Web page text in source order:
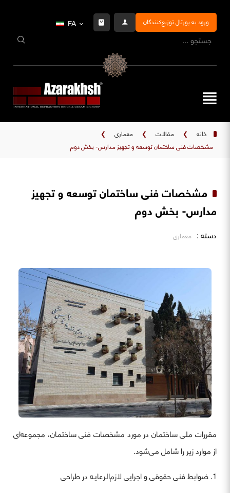
ورود به پورتال توزیع‌کنندگان FA
خانه ❯ مقالات ❯ معماری
❯
مشخصات فنی ساختمان توسعه و تجهیز مدارس- بخش دوم
مشخصات فنی ساختمان توسعه و تجهیز
مدارس- بخش دوم
دسته : معماری
مقررات ملی ساختمان در مورد مشخصات فنی ساختمان، مجموعه‌ای
از موارد زیر را شامل می‌شود.
1. ضوابط فنی حقوقی و اجرایی لازم‌الرعایـه در طراحی